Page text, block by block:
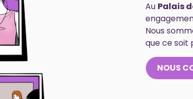
Au Palais
Nous
que ce soit
NOUS